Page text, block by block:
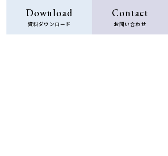
Download
資料ダウンロード
Contact
お問い合わせ